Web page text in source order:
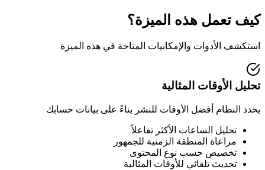
كيف تعمل هذه الميزة؟
استكشف الأدوات والإمكانيات المتاحة في هذه الميزة
تحليل الأوقات المثالية
يحدد النظام أفضل الأوقات للنشر بناءً على بيانات حسابك
تحليل الساعات الأكثر تفاعلاً
مراعاة المنطقة الزمنية للجمهور
تخصيص حسب نوع المحتوى
تحديث تلقائي للأوقات المثالية